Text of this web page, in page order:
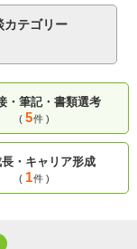
カテゴリー
・筆記・書類選考
( 5件 )
・キャリア形成
( 1件 )